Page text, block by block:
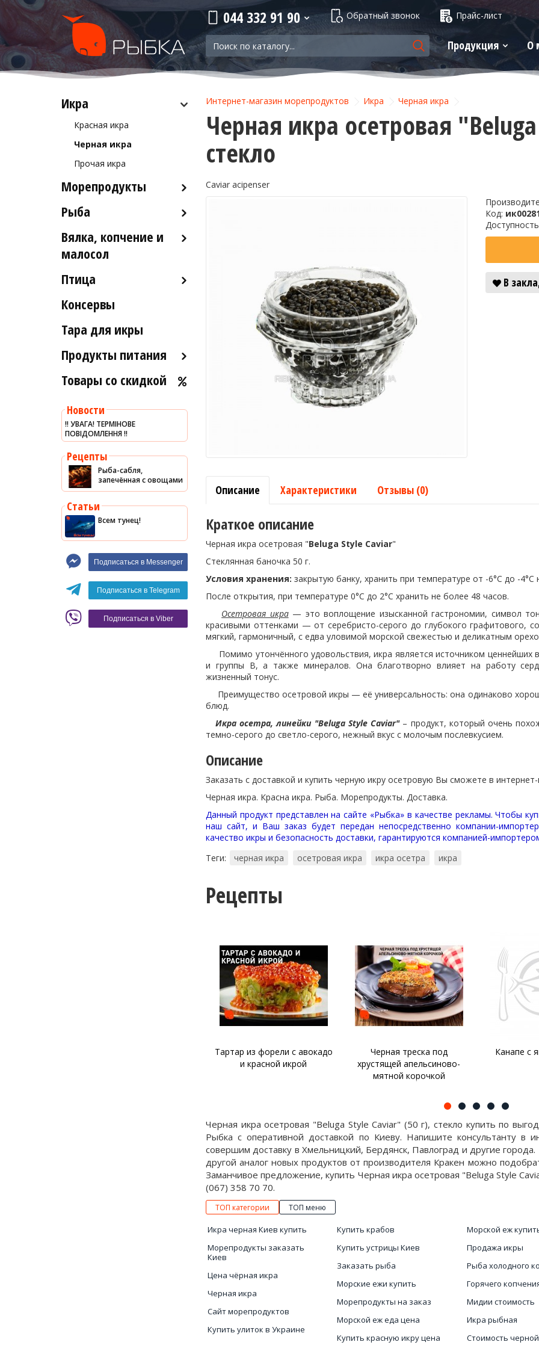
044 332 91 90 Обратный звонок Прайс-лист
Продукция О
Икра
Красная икра
Черная икра
Прочая икра
Морепродукты
Кальмары
Крабы
Лобстеры / Омары
Мидии
Мясо гребешка
Рапаны
Устрицы
Другое
Рыба
Рыба деликатесных сортов
Рыба столовых сортов
Вялка, копчение и
малосол
Икра вяленая
Рыба слабосоленая
Рыба холодного и
Птица
Индейка
Консервы
Тара для икры
Продукты питания
Оливковое масло
Уксус
Сыры
Соусы
Сладости
Рис
Оливки
Мясные изделия
Вино
Белое вино
Красное вино
Кофе
Blaser
Товары со скидкой
Новости
‼️ УВАГА! ТЕРМІНОВЕ
ПОВІДОМЛЕННЯ ‼️
Рецепты
Рыба-сабля,
запечённая с овощами
Статьи
Всем тунец!
Подписаться в Messenger
Подписаться в Telegram
Подписаться в Viber
Интернет-магазин морепродуктов Икра Черная икра
Черная икра осетровая
стекло
Caviar acipenser
Код:
В
Описание Характеристики Отзывы (0)
Краткое описание
Черная икра осетровая "Beluga Style Caviar"
Стеклянная баночка 50 г.
Условия хранения: закрытую банку, хранить при температуре от -6°С до -
После открытия, при температуре 0°С до 2°С хранить не более 48 часов.
Осетровая икра— это воплощение изысканной гастрономии, символ
красивыми оттенками — от серебристо-серого до глубокого графитового,
мягкий, гармоничный, с едва уловимой морской свежестью и деликатным
Помимо утончённого удовольствия, икра является источником ценнейших
и группы B, а также минералов. Она благотворно влияет на работу
жизненный тонус.
Преимущество осетровой икры — её универсальность: она одинаково
блюд.
Икра осетра, линейки "Beluga Style Caviar"– продукт, который очень
темно-серого до светло-серого, нежный вкус с молочым послевкусием.
Описание
Заказать с доставкой и купить черную икру осетровую Вы сможете в
Черная икра. Красна икра. Рыба. Морепродукты. Доставка.
Данный продукт представлен на сайте «Рыбка» в качестве рекламы. Чтобы
наш сайт, и Ваш заказ будет передан непосредственно компании-
качество икры и безопасность доставки, гарантируются компанией-
Теги:
черная икра осетровая икра икра осетра икра
Рецепты
Тартар из форели с авокадо
и красной икрой
Черная треска под
хрустящей апельсиново-
мятной корочкой
Канапе с
Черная икра осетровая "Beluga Style Caviar" (50 г), стекло купить по
Рыбка с оперативной доставкой по Киеву. Напишите консультанту в
совершим доставку в Хмельницкий, Бердянск, Павлоград и другие
другой аналог новых продуктов от производителя Кракен можно
Заманчивое предложение, купить Черная икра осетровая "Beluga Style
(067) 358 70 70.
ТОП категории ТОП меню
Икра черная Киев купить
Морепродукты заказать
Киев
Цена чёрная икра
Черная икра
Сайт морепродуктов
Купить улиток в Украине
Купить крабов
Купить устрицы Киев
Заказать рыба
Морские ежи купить
Морепродукты на заказ
Морской еж еда цена
Купить красную икру цена
Морской еж
Продажа икры
Рыба холодного
Горячего
Мидии стоимость
Икра рыбная
Стоимость